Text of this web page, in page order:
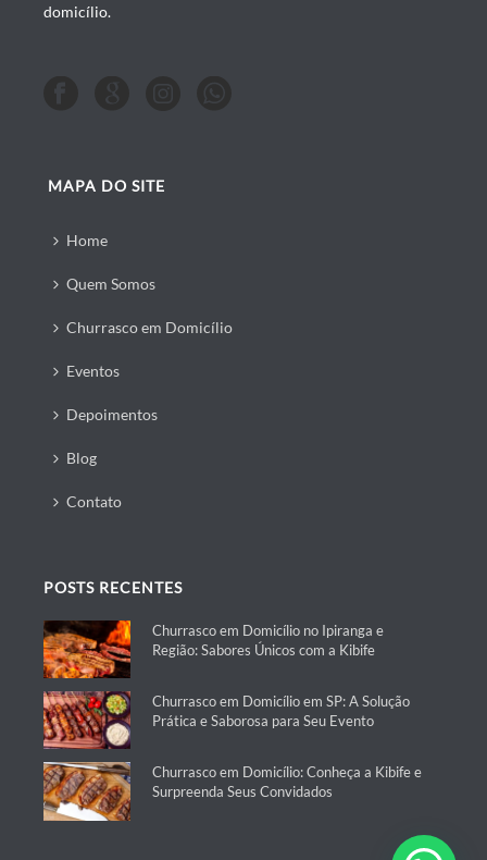
domicílio.
MAPA DO SITE
Home
Quem Somos
Churrasco em Domicílio
Eventos
Depoimentos
Blog
Contato
POSTS RECENTES
Churrasco em Domicílio no Ipiranga e
Região: Sabores Únicos com a Kibife
Churrasco em Domicílio em SP: A Solução
Prática e Saborosa para Seu Evento
Churrasco em Domicílio: Conheça a Kibife e
Surpreenda Seus Convidados